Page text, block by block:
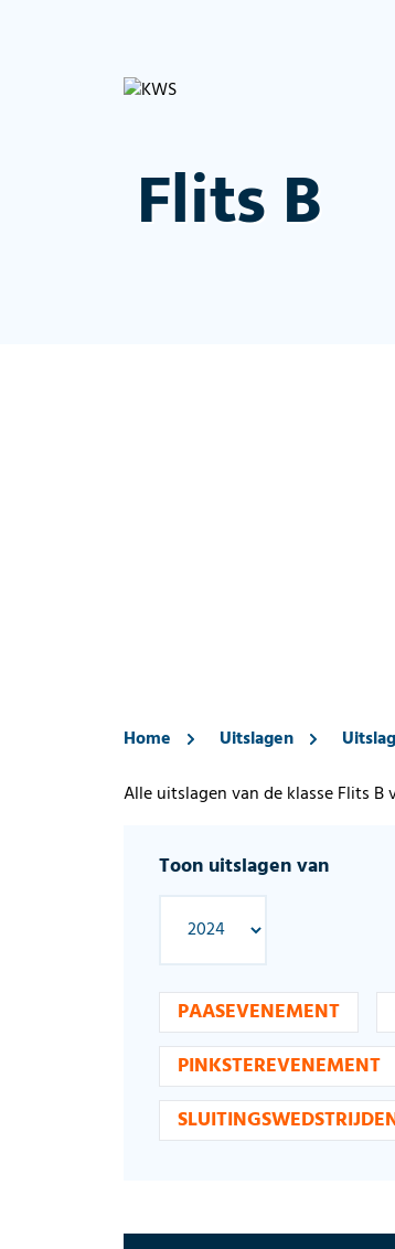
Flits B
Home Uitslagen
Alle uitslagen van de klasse Flits
Toon uitslagen van
PAASEVENEMENT
PINKSTEREVENEMENT